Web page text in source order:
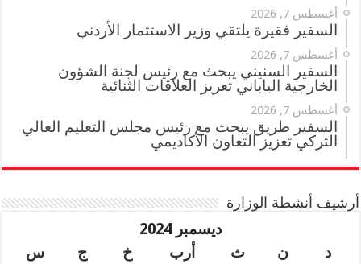
أغسطس 7, 2026
السفير فقيرة يلتقي وزير الاستثمار الأردني
أغسطس 7, 2026
السفير السنيني يبحث مع رئيس لجنة الشؤون
الخارجية الياباني تعزيز العلاقات الثنائية
أغسطس 7, 2026
السفير طريق يبحث مع رئيس مجلس التعليم العالي
التركي تعزيز التعاون الأكاديمي
أرشيف أنشطة الوزارة
ديسمبر 2024
د
ن ث أرب خ ج س